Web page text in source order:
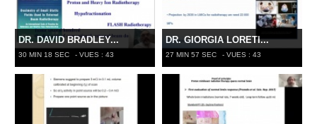
DR. DAVID BRADLEY...
30 MIN 18 SEC - VUES : 43
DR. GIORGIA LORETI...
27 MIN 57 SEC - VUES : 43